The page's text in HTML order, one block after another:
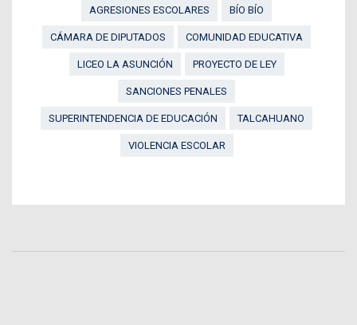
AGRESIONES ESCOLARES
BÍO BÍO
CÁMARA DE DIPUTADOS COMUNIDAD EDUCATIVA
LICEO LA ASUNCIÓN PROYECTO DE LEY
SANCIONES PENALES
SUPERINTENDENCIA DE EDUCACIÓN TALCAHUANO
VIOLENCIA ESCOLAR